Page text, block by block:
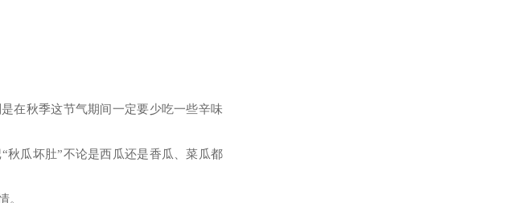
在秋季这节气期间一定要少吃一些辛味
秋瓜坏肚”不论是西瓜还是香瓜、菜瓜都
。